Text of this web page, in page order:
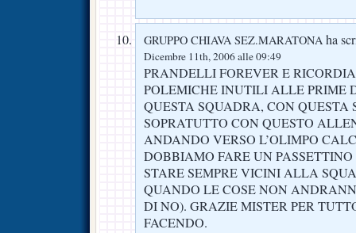
GRUPPO CHIAVA SEZ.MARATONA ha
Dicembre 11th, 2006 alle 09:49
PRANDELLI FOREVER E
POLEMICHE INUTILI ALLE PRIME
QUESTA SQUADRA, CON QUESTA
SOPRATUTTO CON QUESTO
ANDANDO VERSO L’OLIMPO
DOBBIAMO FARE UN
STARE SEMPRE VICINI ALLA
QUANDO LE COSE NON
DI NO). GRAZIE MISTER PER
FACENDO.